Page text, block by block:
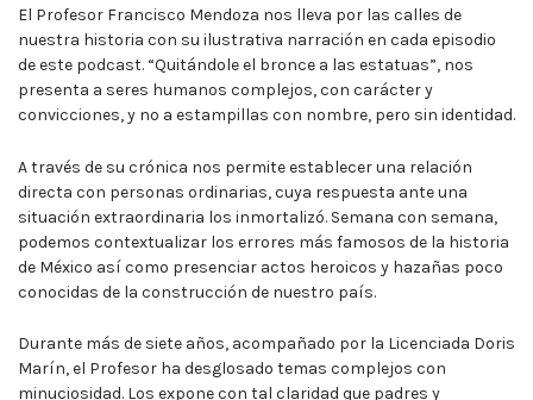
El Profesor Francisco Mendoza nos lleva por las calles de
nuestra historia con su ilustrativa narración en cada episodio
de este podcast. “Quitándole el bronce a las estatuas”, nos
presenta a seres humanos complejos, con carácter y
convicciones, y no a estampillas con nombre, pero sin identidad.
A través de su crónica nos permite establecer una relación
directa con personas ordinarias, cuya respuesta ante una
situación extraordinaria los inmortalizó. Semana con semana,
podemos contextualizar los errores más famosos de la historia
de México así como presenciar actos heroicos y hazañas poco
conocidas de la construcción de nuestro país.
Durante más de siete años, acompañado por la Licenciada Doris
Marín, el Profesor ha desglosado temas complejos con
minuciosidad. Los expone con tal claridad que padres y